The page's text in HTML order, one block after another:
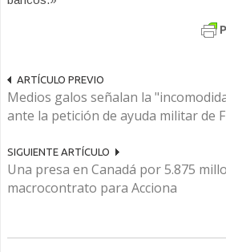
ARTÍCULO PREVIO
Medios galos señalan la
ante la petición de ayuda militar de
SIGUIENTE ARTÍCULO
Una presa en Canadá por 5.875
macrocontrato para Acciona